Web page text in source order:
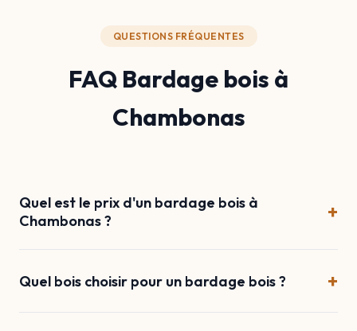
QUESTIONS FRÉQUENTES
FAQ Bardage bois à
Chambonas
Quel est le prix d'un bardage bois à
Chambonas ?
+
Quel bois choisir pour un bardage bois ? +